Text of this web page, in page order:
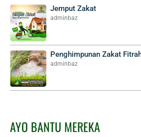
Jemput Zakat
adminbaz
Penghimpunan Zakat
adminbaz
AYO BANTU MEREKA